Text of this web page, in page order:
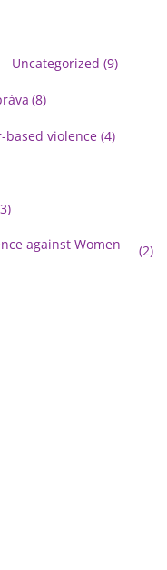
Uncategorized (9)
(8)
based violence (4)
against Women (2)